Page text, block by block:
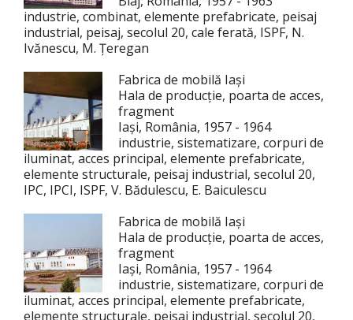
industrie, combinat, elemente prefabricate, peisaj
industrial, peisaj, secolul 20, cale ferată, ISPF, N.
Ivănescu, M. Țeregan
Fabrica de mobilă Iași
Hala de producție, poarta de acces,
fragment
Iași, România, 1957 - 1964
industrie, sistematizare, corpuri de
iluminat, acces principal, elemente prefabricate,
elemente structurale, peisaj industrial, secolul 20,
IPC, IPCI, ISPF, V. Bădulescu, E. Baiculescu
Fabrica de mobilă Iași
Hala de producție, poarta de acces,
fragment
Iași, România, 1957 - 1964
industrie, sistematizare, corpuri de
iluminat, acces principal, elemente prefabricate,
elemente structurale, peisaj industrial, secolul 20,